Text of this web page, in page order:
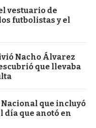
vestuario de
futbolistas y el
Nacho Álvarez
que llevaba
que incluyó
día que anotó en